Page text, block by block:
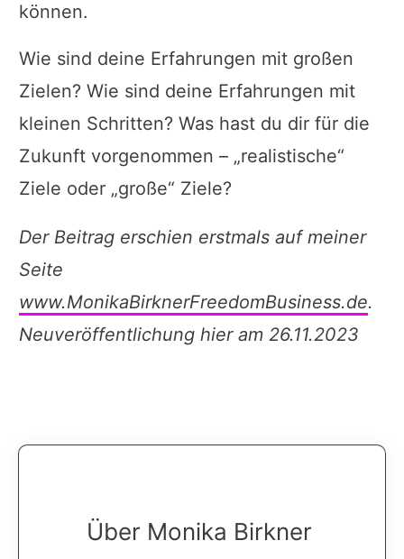
können.
Wie sind deine Erfahrungen mit großen
Zielen? Wie sind deine Erfahrungen mit
kleinen Schritten? Was hast du dir für die
Zukunft vorgenommen – „realistische“
Ziele oder „große“ Ziele?
Der Beitrag erschien erstmals auf meiner
Seite
www.MonikaBirknerFreedomBusiness.de.
Neuveröffentlichung hier am 26.11.2023
Über Monika Birkner